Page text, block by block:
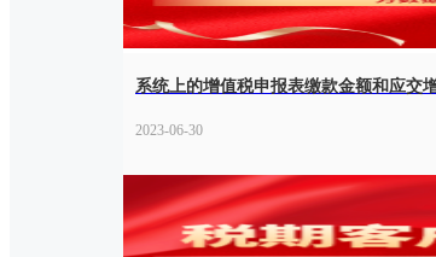
系统上的增值税申报表缴款金额和应交
2023-06-30